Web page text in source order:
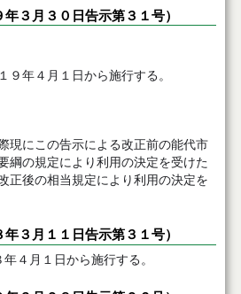
月３０日告示第３１号）
年４月１日から施行する。
現にこの告示による改正前の能代市
綱の規定により利用の決定を受けた
正後の相当規定により利用の決定を
月１１日告示第３１号）
４月１日から施行する。